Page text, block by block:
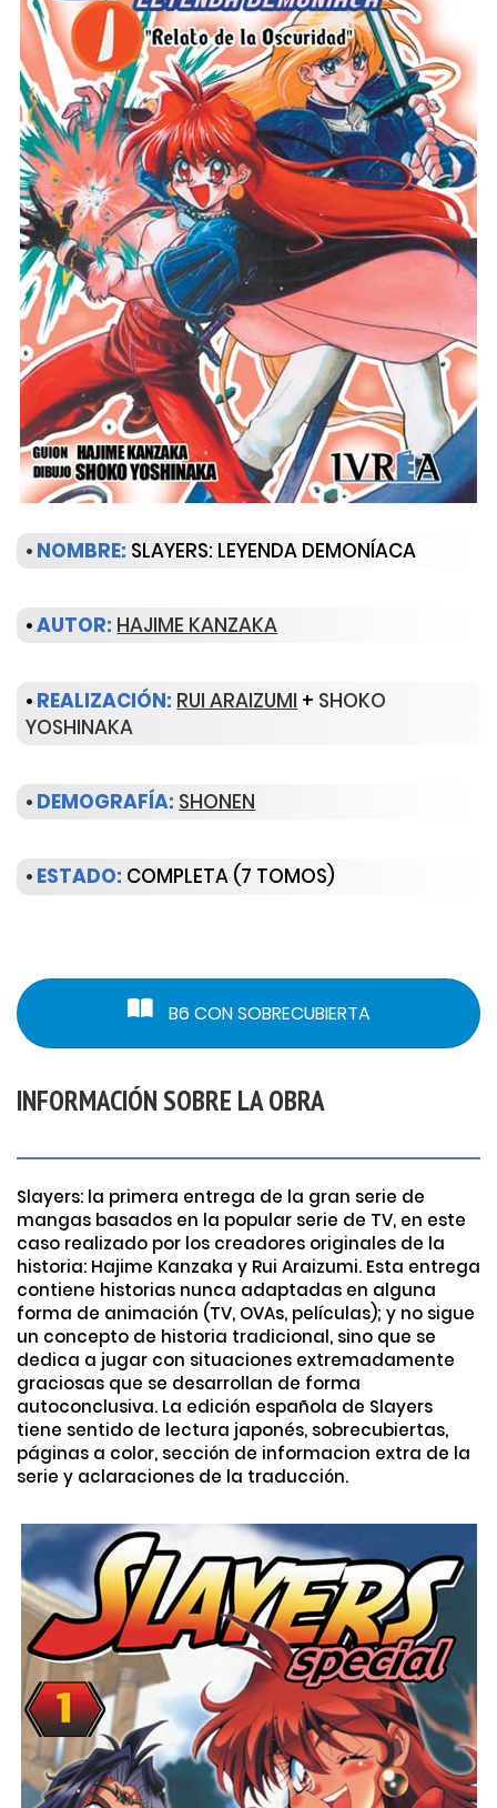
• NOMBRE: SLAYERS: LEYENDA DEMONÍACA
•AUTOR: HAJIME KANZAKA
• REALIZACIÓN: RUI ARAIZUMI + SHOKO
YOSHINAKA
• DEMOGRAFÍA: SHONEN
• ESTADO: COMPLETA (7 TOMOS)
B6 CON SOBRECUBIERTA
INFORMACIÓN SOBRE LA OBRA
Slayers: la primera entrega de la gran serie de
mangas basados en la popular serie de TV, en este
caso realizado por los creadores originales de la
historia: Hajime Kanzaka y Rui Araizumi. Esta entrega
contiene historias nunca adaptadas en alguna
forma de animación (TV, OVAs, películas); y no sigue
un concepto de historia tradicional, sino que se
dedica a jugar con situaciones extremadamente
graciosas que se desarrollan de forma
autoconclusiva. La edición española de Slayers
tiene sentido de lectura japonés, sobrecubiertas,
páginas a color, sección de informacion extra de la
serie y aclaraciones de la traducción.